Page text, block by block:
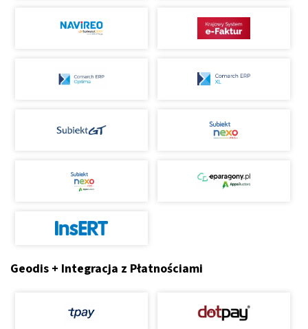
Geodis + Integracja z Płatnościami